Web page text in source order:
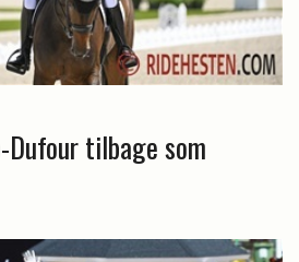
Dufour tilbage som